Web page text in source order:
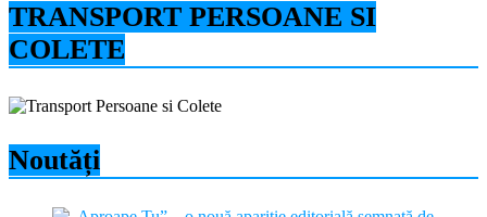
TRANSPORT PERSOANE SI
COLETE
Noutăți